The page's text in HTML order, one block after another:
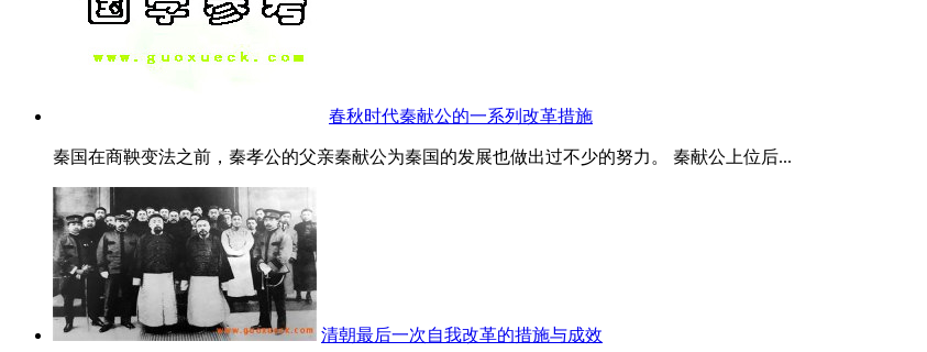
春秋时代秦献公的一系列改革措施
秦国在商鞅变法之前，秦孝公的父亲秦献公为秦国的发展也做出过不少的努力。 秦献公上位后...
清朝最后一次自我改革的措施与成效